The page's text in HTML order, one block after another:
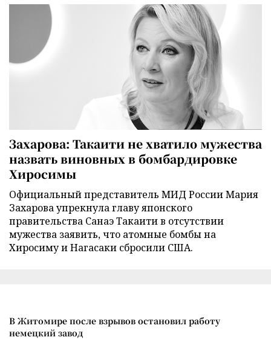
Захарова: Такаити не хватило мужества
назвать виновных в бомбардировке
Хиросимы
Официальный представитель МИД России Мария
Захарова упрекнула главу японского
правительства Санаэ Такаити в отсутствии
мужества заявить, что атомные бомбы на
Хиросиму и Нагасаки сбросили США.
В Житомире после взрывов остановил работу
немецкий завод